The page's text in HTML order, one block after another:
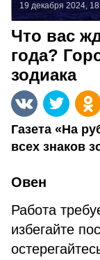
19 декабря 2024,
Что вас
года?
зодиака
Газета «На
всех знаков
Овен
Работа
избегайте